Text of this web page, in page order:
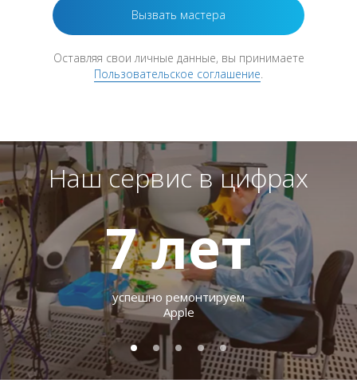
Оставляя свои личные данные, вы принимаете
Пользовательское соглашение.
Наш сервис в цифрах
7лет
успешно ремонтируем
Apple